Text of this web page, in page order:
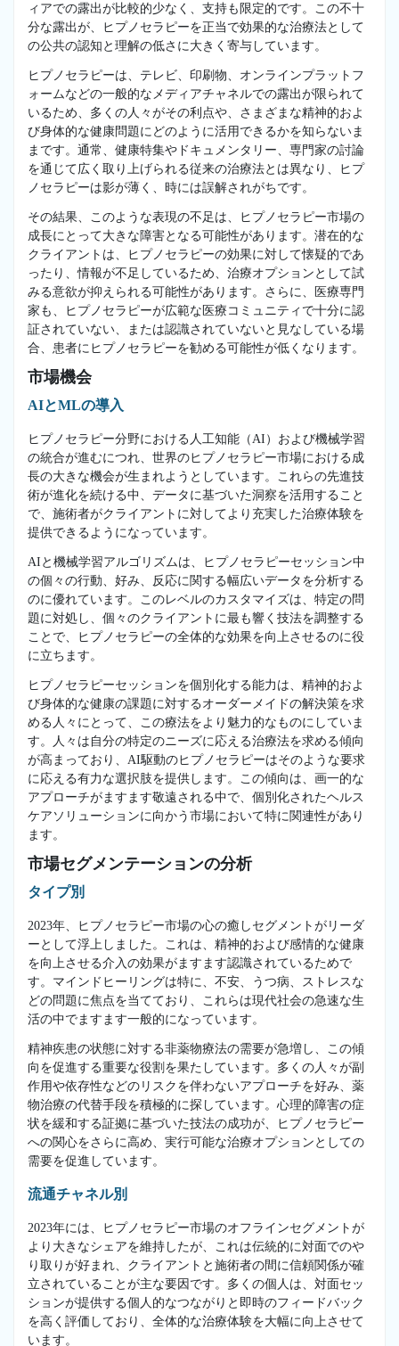
ィアでの露出が比較的少なく、支持も限定的です。この不十
分な露出が、ヒプノセラピーを正当で効果的な治療法として
の公共の認知と理解の低さに大きく寄与しています。
ヒプノセラピーは、テレビ、印刷物、オンラインプラットフ
ォームなどの一般的なメディアチャネルでの露出が限られて
いるため、多くの人々がその利点や、さまざまな精神的およ
び身体的な健康問題にどのように活用できるかを知らないま
まです。通常、健康特集やドキュメンタリー、専門家の討論
を通じて広く取り上げられる従来の治療法とは異なり、ヒプ
ノセラピーは影が薄く、時には誤解されがちです。
その結果、このような表現の不足は、ヒプノセラピー市場の
成長にとって大きな障害となる可能性があります。潜在的な
クライアントは、ヒプノセラピーの効果に対して懐疑的であ
ったり、情報が不足しているため、治療オプションとして試
みる意欲が抑えられる可能性があります。さらに、医療専門
家も、ヒプノセラピーが広範な医療コミュニティで十分に認
証されていない、または認識されていないと見なしている場
合、患者にヒプノセラピーを勧める可能性が低くなります。
市場機会
AIとMLの導入
ヒプノセラピー分野における人工知能（AI）および機械学習
の統合が進むにつれ、世界のヒプノセラピー市場における成
長の大きな機会が生まれようとしています。これらの先進技
術が進化を続ける中、データに基づいた洞察を活用すること
で、施術者がクライアントに対してより充実した治療体験を
提供できるようになっています。
AIと機械学習アルゴリズムは、ヒプノセラピーセッション中
の個々の行動、好み、反応に関する幅広いデータを分析する
のに優れています。このレベルのカスタマイズは、特定の問
題に対処し、個々のクライアントに最も響く技法を調整する
ことで、ヒプノセラピーの全体的な効果を向上させるのに役
に立ちます。
ヒプノセラピーセッションを個別化する能力は、精神的およ
び身体的な健康の課題に対するオーダーメイドの解決策を求
める人々にとって、この療法をより魅力的なものにしていま
す。人々は自分の特定のニーズに応える治療法を求める傾向
が高まっており、AI駆動のヒプノセラピーはそのような要求
に応える有力な選択肢を提供します。この傾向は、画一的な
アプローチがますます敬遠される中で、個別化されたヘルス
ケアソリューションに向かう市場において特に関連性があり
ます。
市場セグメンテーションの分析
タイプ別
2023年、ヒプノセラピー市場の心の癒しセグメントがリーダ
ーとして浮上しました。これは、精神的および感情的な健康
を向上させる介入の効果がますます認識されているためで
す。マインドヒーリングは特に、不安、うつ病、ストレスな
どの問題に焦点を当てており、これらは現代社会の急速な生
活の中でますます一般的になっています。
精神疾患の状態に対する非薬物療法の需要が急増し、この傾
向を促進する重要な役割を果たしています。多くの人々が副
作用や依存性などのリスクを伴わないアプローチを好み、薬
物治療の代替手段を積極的に探しています。心理的障害の症
状を緩和する証拠に基づいた技法の成功が、ヒプノセラピー
への関心をさらに高め、実行可能な治療オプションとしての
需要を促進しています。
流通チャネル別
2023年には、ヒプノセラピー市場のオフラインセグメントが
より大きなシェアを維持したが、これは伝統的に対面でのや
り取りが好まれ、クライアントと施術者の間に信頼関係が確
立されていることが主な要因です。多くの個人は、対面セッ
ションが提供する個人的なつながりと即時のフィードバック
を高く評価しており、全体的な治療体験を大幅に向上させて
います。